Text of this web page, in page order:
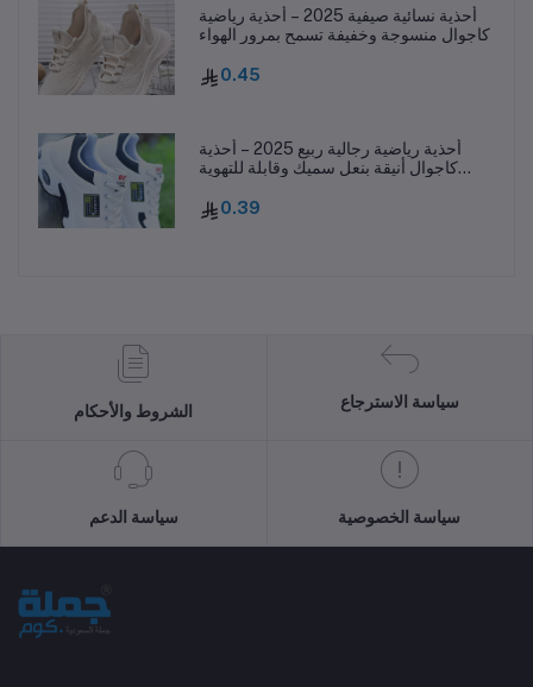
أحذية نسائية صيفية 2025 – أحذية رياضية
كاجوال منسوجة وخفيفة تسمح بمرور الهواء
0.45
أحذية رياضية رجالية ربيع 2025 – أحذية
كاجوال أنيقة بنعل سميك وقابلة للتهوية
0.39
الشروط والأحكام
سياسة الاسترجاع
سياسة الدعم سياسة الخصوصية